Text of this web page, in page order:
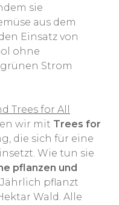
sie
aus dem
Einsatz von
ohne
Strom
Trees for All
wir mit Trees for
die sich für eine
Wie tun sie
pflanzen und
Jährlich pflanzt
Wald. Alle